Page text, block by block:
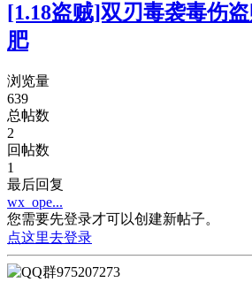
[1.18盗贼]双刃毒袭毒伤
肥
浏览量
639
总帖数
2
回帖数
1
最后回复
wx_ope...
您需要先登录才可以创建新帖子。
点这里去登录